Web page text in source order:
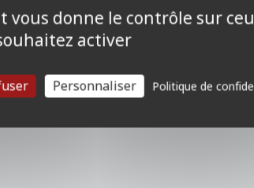
vous donne le contrôle sur
activer
Personnaliser Politique de